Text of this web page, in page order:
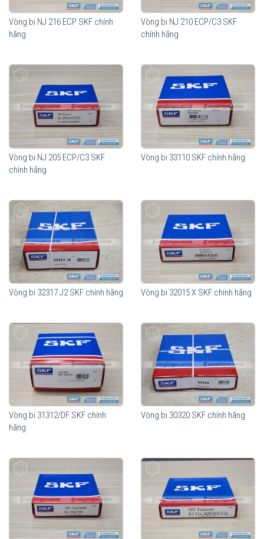
Vòng bi NJ 216 ECP SKF chính
hãng
Vòng bi NJ 210 ECP/C3 SKF
chính hãng
Vòng bi NJ 205 ECP/C3 SKF
chính hãng
Vòng bi 33110 SKF chính hãng
Vòng bi 32317 J2 SKF chính hãng Vòng bi 32015 X SKF chính hãng
Vòng bi 31312/DF SKF chính
hãng
Vòng bi 30320 SKF chính hãng